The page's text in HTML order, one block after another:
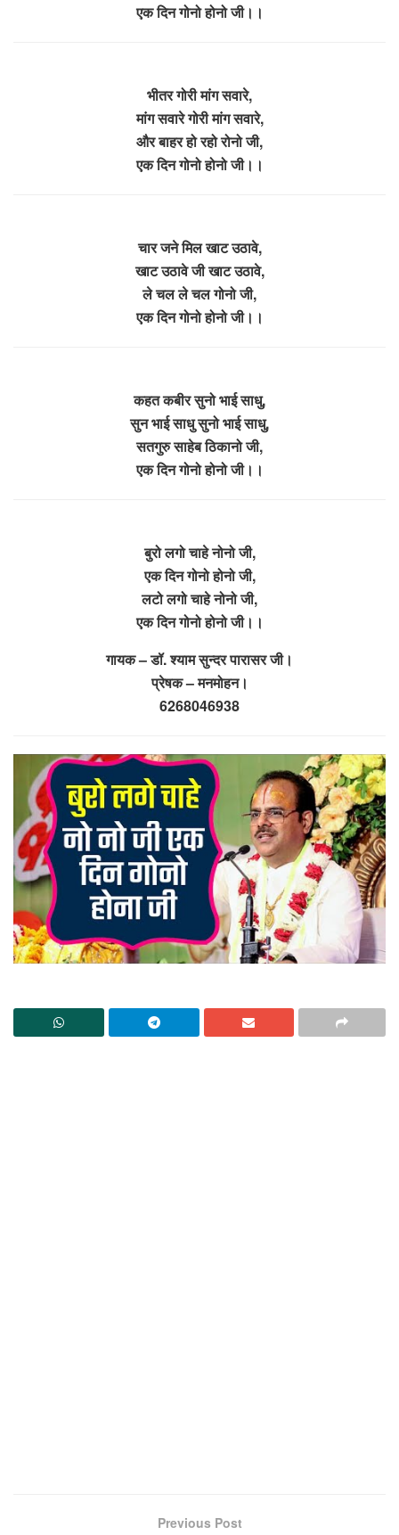
एक दिन गोनो होनो जी।।
भीतर गोरी मांग सवारे,
मांग सवारे गोरी मांग सवारे,
और बाहर हो रहो रोनो जी,
एक दिन गोनो होनो जी।।
चार जने मिल खाट उठावे,
खाट उठावे जी खाट उठावे,
ले चल ले चल गोनो जी,
एक दिन गोनो होनो जी।।
कहत कबीर सुनो भाई साधु,
सुन भाई साधु सुनो भाई साधु,
सतगुरु साहेब ठिकानो जी,
एक दिन गोनो होनो जी।।
बुरो लगो चाहे नोनो जी,
एक दिन गोनो होनो जी,
लटो लगो चाहे नोनो जी,
एक दिन गोनो होनो जी।।
गायक – डॉ. श्याम सुन्दर पारासर जी।
प्रेषक – मनमोहन।
6268046938
Previous Post